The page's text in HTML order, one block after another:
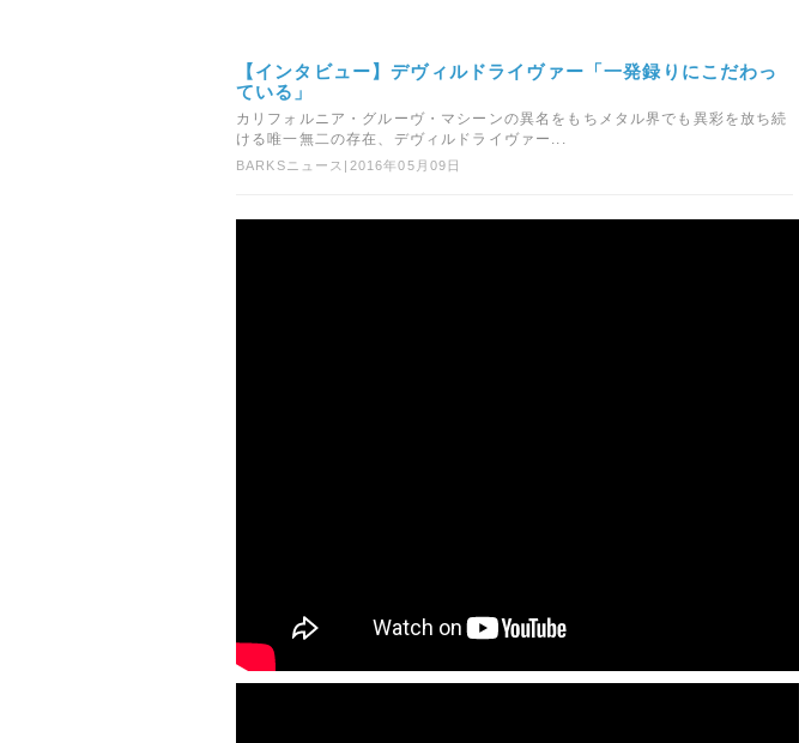
【インタビュー】デヴィルドライヴァー「一発録りにこだわっ
ている」
カリフォルニア・グルーヴ・マシーンの異名をもちメタル界でも異彩を放ち続
ける唯一無二の存在、デヴィルドライヴァー...
BARKSニュース | 2016年05月09日